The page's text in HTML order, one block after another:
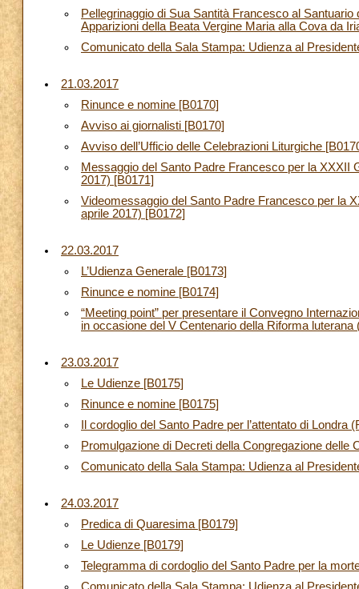
Pellegrinaggio di Sua Santità Francesco al
Apparizioni della Beata Vergine Maria alla Cova da
Comunicato della Sala Stampa: Udienza al
21.03.2017
Rinunce e nomine [B0170]
Avviso ai giornalisti [B0170]
Avviso dell’Ufficio delle Celebrazioni Liturgiche
Messaggio del Santo Padre Francesco per la XXXII
2017) [B0171]
Videomessaggio del Santo Padre Francesco per la
aprile 2017) [B0172]
22.03.2017
L’Udienza Generale [B0173]
Rinunce e nomine [B0174]
“Meeting point” per presentare il Convegno
in occasione del V Centenario della Riforma luterana
23.03.2017
Le Udienze [B0175]
Rinunce e nomine [B0175]
Il cordoglio del Santo Padre per l’attentato di Londra
Promulgazione di Decreti della Congregazione delle
Comunicato della Sala Stampa: Udienza al
24.03.2017
Predica di Quaresima [B0179]
Le Udienze [B0179]
Telegramma di cordoglio del Santo Padre per la
Comunicato della Sala Stampa: Udienza al